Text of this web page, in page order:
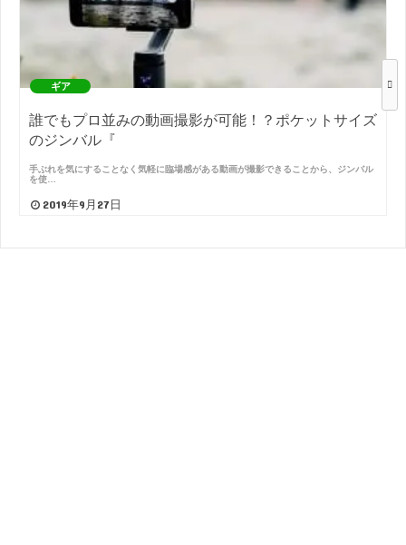
ギア
誰でもプロ並みの動画撮影が可能！？ポケットサイズ
のジンバル『
手ぶれを気にすることなく気軽に臨場感がある動画が撮影できることから、ジンバル
を使…
2019年9月27日